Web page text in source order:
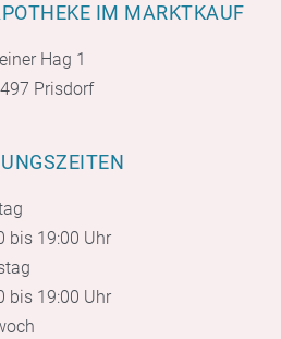
IM MARKTKAUF
Hag 1
Prisdorf
bis 19:00 Uhr
bis 19:00 Uhr